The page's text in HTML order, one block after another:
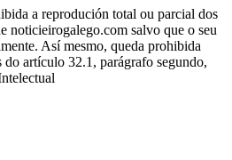
a reprodución total ou parcial dos
noticieirogalego.com salvo que o seu
Así mesmo, queda prohibida
do artículo 32.1, parágrafo segundo,